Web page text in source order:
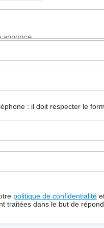
: il doit respecter le
politique de confidentialité
traitées dans le but de